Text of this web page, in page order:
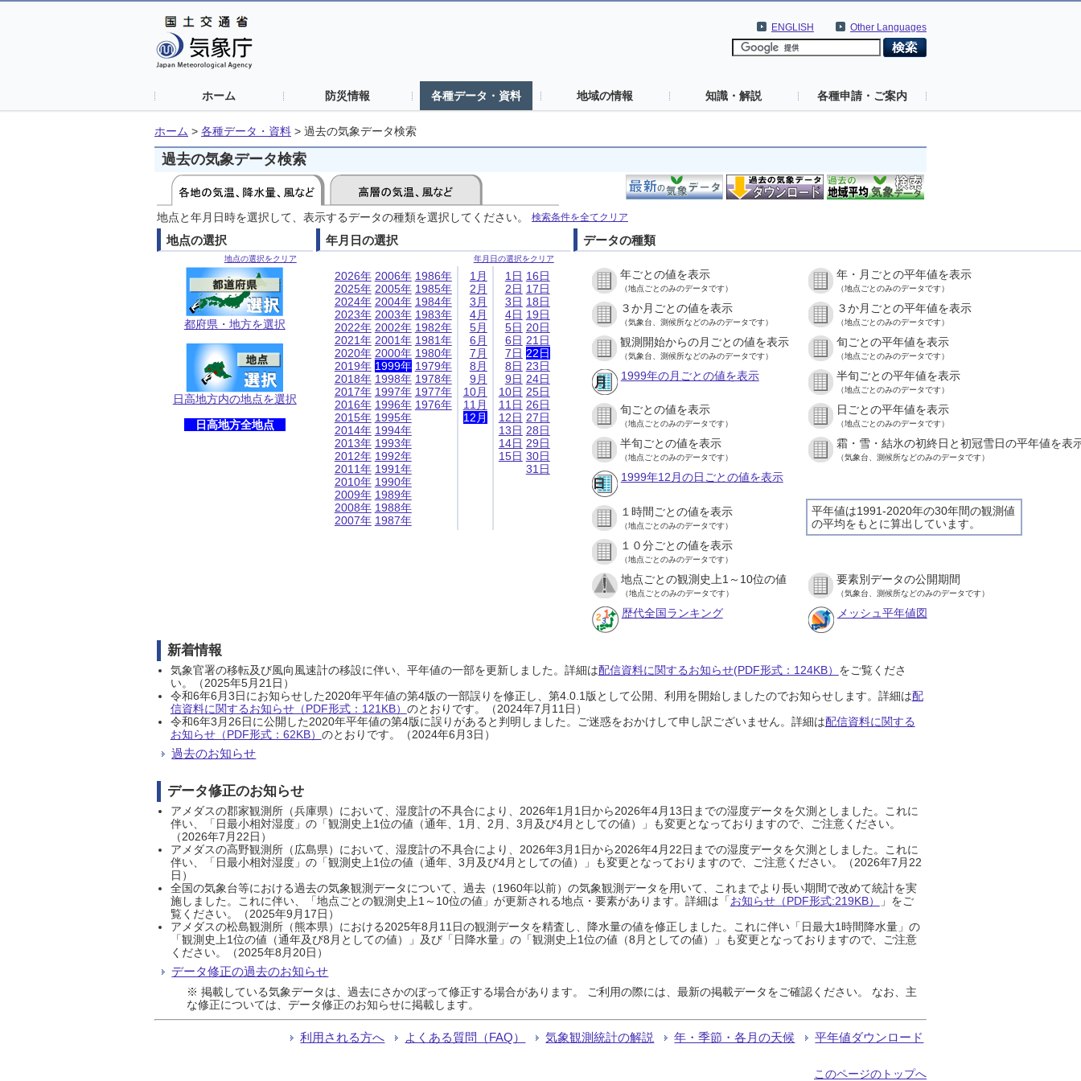
Other Languages
ENGLISH
ホーム 防災情報 各種データ・資料 地域の情報 知識・解説 各種申請・ご案内
ホーム > 各種データ・資料 > 過去の気象データ検索
過去の気象データ検索
地点と年月日時を選択して、表示するデータの種類を選択してください。 検索条件を全てクリア
地点の選択
地点の選択をクリア
都府県・地方を選択
日高地方内の地点を選択
日高地方全地点
年月日の選択
年月日の選択をクリア
2026年
2025年
2024年
2023年
2022年
2021年
2020年
2019年
2018年
2017年
2016年
2015年
2014年
2013年
2012年
2011年
2010年
2009年
2008年
2007年
2006年
2005年
2004年
2003年
2002年
2001年
2000年
1999年
1998年
1997年
1996年
1995年
1994年
1993年
1992年
1991年
1990年
1989年
1988年
1987年
1986年
1985年
1984年
1983年
1982年
1981年
1980年
1979年
1978年
1977年
1976年
1月
2月
3月
4月
5月
6月
7月
8月
9月
10月
11月
12月
1日
2日
3日
4日
5日
6日
7日
8日
9日
10日
11日
12日
13日
14日
15日
16日
17日
18日
19日
20日
21日
22日
23日
24日
25日
26日
27日
28日
29日
30日
31日
データの種類
年ごとの値を表示
（地点ごとのみのデータです）
年・月ごとの平年値を表示
（地点ごとのみのデータです）
３か月ごとの値を表示
（気象台、測候所などのみのデータです）
３か月ごとの平年値を表示
（地点ごとのみのデータです）
観測開始からの月ごとの値を表示
（気象台、測候所などのみのデータです）
旬ごとの平年値を表示
（地点ごとのみのデータです）
1999年の月ごとの値を表示 半旬ごとの平年値を表示
（地点ごとのみのデータです）
旬ごとの値を表示
（地点ごとのみのデータです）
日ごとの平年値を表示
（地点ごとのみのデータです）
半旬ごとの値を表示
（地点ごとのみのデータです）
霜・雪・結氷の初終日と初冠雪日の平年値を表
（気象台、測候所などのみのデータです）
1999年12月の日ごとの値を表示
平年値は1991-2020年の30年間の観測値
の平均をもとに算出しています。
１時間ごとの値を表示
（地点ごとのみのデータです）
１０分ごとの値を表示
（地点ごとのみのデータです）
地点ごとの観測史上1～10位の値
（地点ごとのみのデータです）
要素別データの公開期間
（気象台、測候所などのみのデータです）
歴代全国ランキング メッシュ平年値図
新着情報
気象官署の移転及び風向風速計の移設に伴い、平年値の一部を更新しました。詳細は配信資料に関するお知らせ(PDF形式：124KB） をご覧くださ
い。（2025年5月21日）
令和6年6月3日にお知らせした2020年平年値の第4版の一部誤りを修正し、第4.0.1版として公開、利用を開始しましたのでお知らせします。詳細は配
信資料に関するお知らせ（PDF形式：121KB） のとおりです。（2024年7月11日）
令和6年3月26日に公開した2020年平年値の第4版に誤りがあると判明しました。ご迷惑をおかけして申し訳ございません。詳細は配信資料に関する
お知らせ（PDF形式：62KB） のとおりです。（2024年6月3日）
過去のお知らせ
データ修正のお知らせ
アメダスの郡家観測所（兵庫県）において、湿度計の不具合により、2026年1月1日から2026年4月13日までの湿度データを欠測としました。これに
伴い、「日最小相対湿度」の「観測史上1位の値（通年、1月、2月、3月及び4月としての値）」も変更となっておりますので、ご注意ください。
（2026年7月22日）
アメダスの高野観測所（広島県）において、湿度計の不具合により、2026年3月1日から2026年4月22日までの湿度データを欠測としました。これに
伴い、「日最小相対湿度」の「観測史上1位の値（通年、3月及び4月としての値）」も変更となっておりますので、ご注意ください。（2026年7月22
日）
全国の気象台等における過去の気象観測データについて、過去（1960年以前）の気象観測データを用いて、これまでより長い期間で改めて統計を実
施しました。これに伴い、「地点ごとの観測史上1～10位の値」が更新される地点・要素があります。詳細は「お知らせ（PDF形式:219KB）
」をご
覧ください。（2025年9月17日）
アメダスの松島観測所（熊本県）における2025年8月11日の観測データを精査し、降水量の値を修正しました。これに伴い「日最大1時間降水量」の
「観測史上1位の値（通年及び8月としての値）」及び「日降水量」の「観測史上1位の値（8月としての値）」も変更となっておりますので、ご注意
ください。（2025年8月20日）
データ修正の過去のお知らせ
※ 掲載している気象データは、過去にさかのぼって修正する場合があります。 ご利用の際には、最新の掲載データをご確認ください。 なお、主
な修正については、データ修正のお知らせに掲載します。
利用される方へ よくある質問（FAQ） 気象観測統計の解説 年・季節・各月の天候 平年値ダウンロード
このページのトップへ